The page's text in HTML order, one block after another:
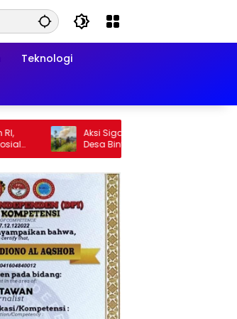
Teknologi
Aksi Sigap Babinsa Tangani Karhutla di
Desa Binturu, Api Berhasil Dipadamkan